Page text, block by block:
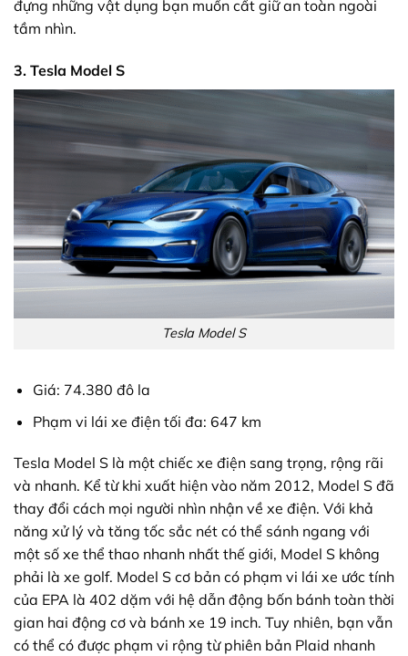
đựng những vật dụng bạn muốn cất giữ an toàn ngoài
tầm nhìn.
3. Tesla Model S
Tesla Model S
Giá: 74.380 đô la
Phạm vi lái xe điện tối đa: 647 km
Tesla Model S là một chiếc xe điện sang trọng, rộng rãi
và nhanh. Kể từ khi xuất hiện vào năm 2012, Model S đã
thay đổi cách mọi người nhìn nhận về xe điện. Với khả
năng xử lý và tăng tốc sắc nét có thể sánh ngang với
một số xe thể thao nhanh nhất thế giới, Model S không
phải là xe golf. Model S cơ bản có phạm vi lái xe ước tính
của EPA là 402 dặm với hệ dẫn động bốn bánh toàn thời
gian hai động cơ và bánh xe 19 inch. Tuy nhiên, bạn vẫn
có thể có được phạm vi rộng từ phiên bản Plaid nhanh